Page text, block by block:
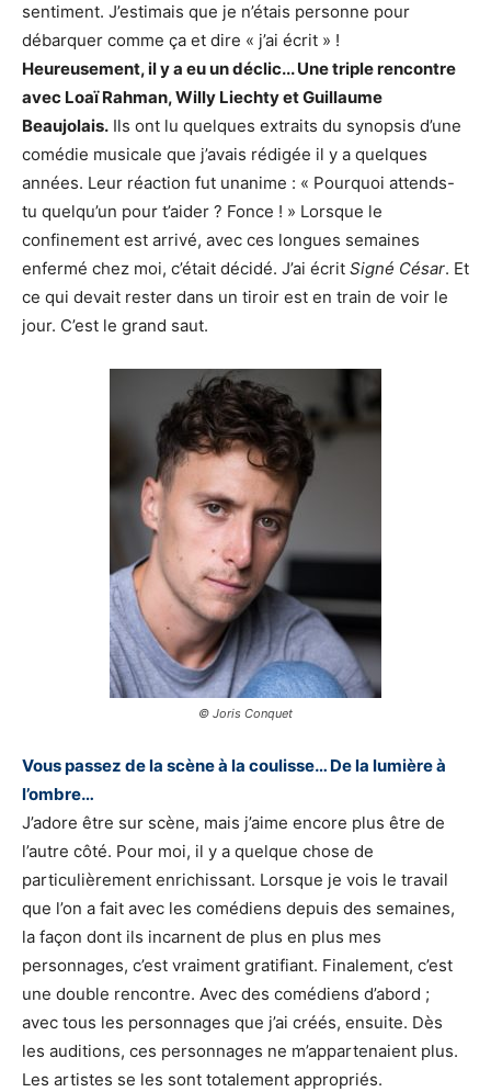
sentiment. J’estimais que je n’étais personne pour
débarquer comme ça et dire « j’ai écrit » !
Heureusement, il y a eu un déclic... Une triple rencontre
avec Loaï Rahman, Willy Liechty et Guillaume
Beaujolais. Ils ont lu quelques extraits du synopsis d’une
comédie musicale que j’avais rédigée il y a quelques
années. Leur réaction fut unanime : « Pourquoi attends-
tu quelqu’un pour t’aider ? Fonce ! » Lorsque le
confinement est arrivé, avec ces longues semaines
enfermé chez moi, c’était décidé. J’ai écrit Signé César. Et
ce qui devait rester dans un tiroir est en train de voir le
jour. C’est le grand saut.
© Joris Conquet
Vous passez de la scène à la coulisse… De la lumière à
l’ombre…
J’adore être sur scène, mais j’aime encore plus être de
l’autre côté. Pour moi, il y a quelque chose de
particulièrement enrichissant. Lorsque je vois le travail
que l’on a fait avec les comédiens depuis des semaines,
la façon dont ils incarnent de plus en plus mes
personnages, c’est vraiment gratifiant. Finalement, c’est
une double rencontre. Avec des comédiens d’abord ;
avec tous les personnages que j’ai créés, ensuite. Dès
les auditions, ces personnages ne m’appartenaient plus.
Les artistes se les sont totalement appropriés.